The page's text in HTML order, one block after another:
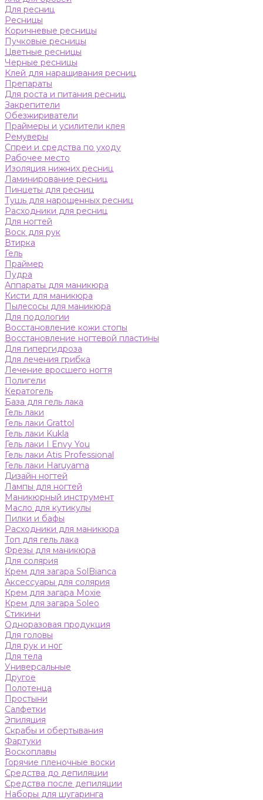
Для ресниц
Ресницы
Коричневые ресницы
Пучковые ресницы
Цветные ресницы
Черные ресницы
Клей для наращивания ресниц
Препараты
Для роста и питания ресниц
Закрепители
Обезжириватели
Праймеры и усилители клея
Ремуверы
Спреи и средства по уходу
Рабочее место
Изоляция нижних ресниц
Ламинирование ресниц
Пинцеты для ресниц
Тушь для нарощенных ресниц
Расходники для ресниц
Для ногтей
Воск для рук
Втирка
Гель
Праймер
Пудра
Аппараты для маникюра
Кисти для маникюра
Пылесосы для маникюра
Для подологии
Восстановление кожи стопы
Восстановление ногтевой пластины
Для гипергидроза
Для лечения грибка
Лечение вросшего ногтя
Полигели
Кератогель
База для гель лака
Гель лаки
Гель лаки Grattol
Гель лаки Kukla
Гель лаки I Envy You
Гель лаки Atis Professional
Гель лаки Haruyama
Дизайн ногтей
Лампы для ногтей
Маникюрный инструмент
Масло для кутикулы
Пилки и бафы
Расходники для маникюра
Топ для гель лака
Фрезы для маникюра
Для солярия
Крем для загара SolBianca
Аксессуары для солярия
Крем для загара Moxie
Крем для загара Soleo
Стикини
Одноразовая продукция
Для головы
Для рук и ног
Для тела
Универсальные
Другое
Полотенца
Простыни
Салфетки
Эпиляция
Скрабы и обертывания
Фартуки
Воскоплавы
Горячие пленочные воски
Средства до депиляции
Средства после депиляции
Наборы для шугаринга